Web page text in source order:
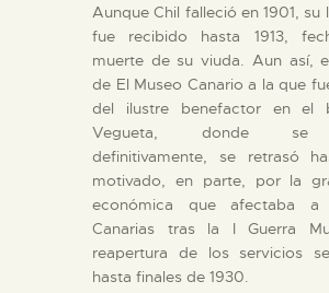
Aunque Chil falleció en 1901, su
fue recibido hasta 1913,
muerte de su viuda. Aun así,
de El Museo Canario a la que
del ilustre benefactor en el
Vegueta, donde se
definitivamente, se retrasó
motivado, en parte, por la
económica que afectaba a
Canarias tras la I Guerra
reapertura de los servicios
hasta finales de 1930.